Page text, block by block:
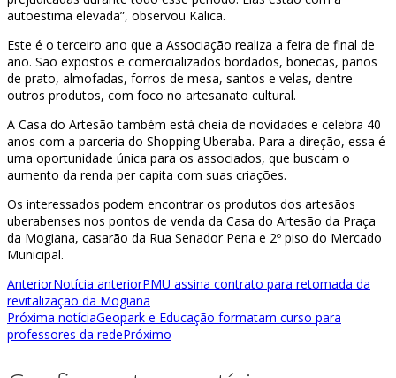
autoestima elevada”, observou Kalica.
Este é o terceiro ano que a Associação realiza a feira de final de
ano. São expostos e comercializados bordados, bonecas, panos
de prato, almofadas, forros de mesa, santos e velas, dentre
outros produtos, com foco no artesanato cultural.
A Casa do Artesão também está cheia de novidades e celebra 40
anos com a parceria do Shopping Uberaba. Para a direção, essa é
uma oportunidade única para os associados, que buscam o
aumento da renda per capita com suas criações.
Os interessados podem encontrar os produtos dos artesãos
uberabenses nos pontos de venda da Casa do Artesão da Praça
da Mogiana, casarão da Rua Senador Pena e 2º piso do Mercado
Municipal.
AnteriorNotícia anteriorPMU assina contrato para retomada da
revitalização da Mogiana
Próxima notíciaGeopark e Educação formatam curso para
professores da redePróximo